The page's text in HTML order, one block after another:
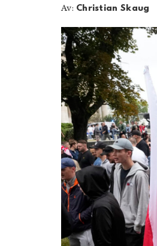
Av: Christian Skaug